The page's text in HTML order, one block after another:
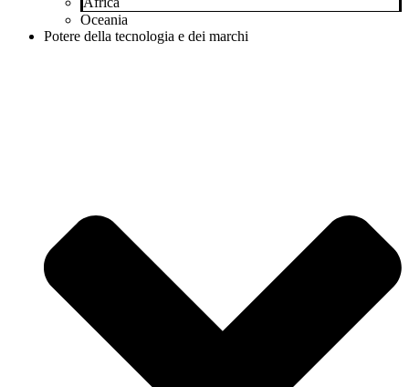
Oceania
Potere della tecnologia e dei marchi